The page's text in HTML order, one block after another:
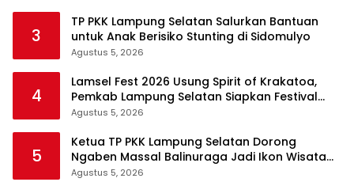
3
TP PKK Lampung Selatan Salurkan Bantuan
untuk Anak Berisiko Stunting di Sidomulyo
Agustus 5, 2026
4
Lamsel Fest 2026 Usung Spirit of Krakatoa,
Pemkab Lampung Selatan Siapkan Festival
Lebih Spektakuler
Agustus 5, 2026
5
Ketua TP PKK Lampung Selatan Dorong
Ngaben Massal Balinuraga Jadi Ikon Wisata
Budaya
Agustus 5, 2026